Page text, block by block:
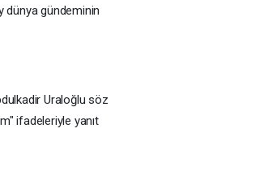
dünya gündeminin
Uraloğlu söz
ifadeleriyle yanıt